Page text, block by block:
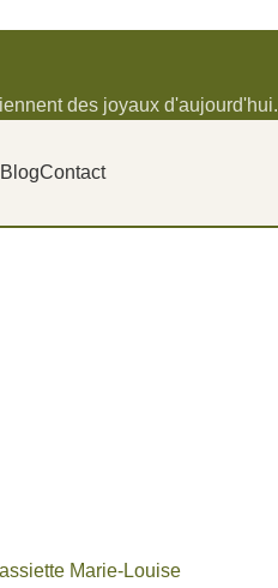
des joyaux d'aujourd'hui.
BlogContact